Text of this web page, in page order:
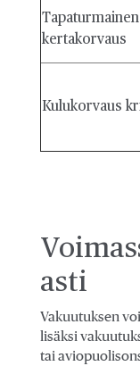
kertakorvaus
Kulukorvaus
asti
Vakuutuksen
lisäksi
tai